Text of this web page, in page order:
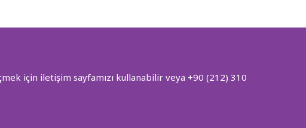
için iletişim sayfamızı kullanabilir veya +90 (212) 310